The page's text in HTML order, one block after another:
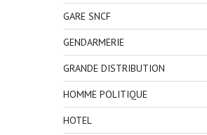
GARE SNCF
GENDARMERIE
GRANDE DISTRIBUTION
HOMME POLITIQUE
HOTEL